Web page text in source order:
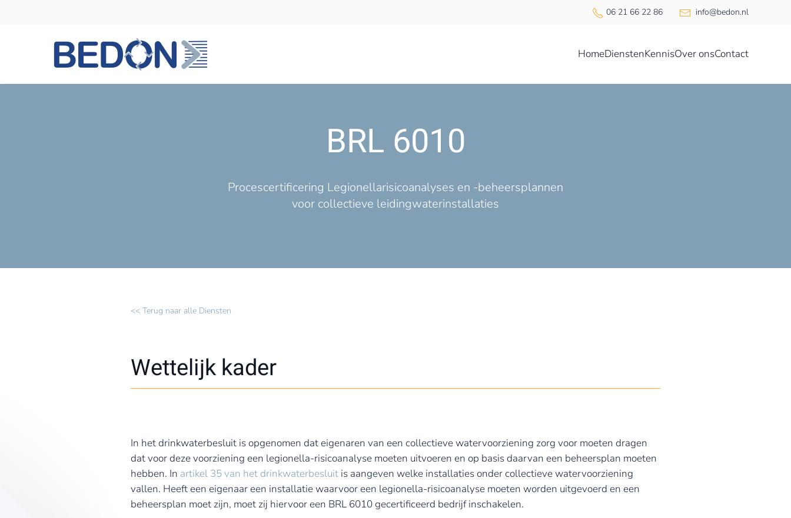
06 21 66 22 86 info@bedon.nl
HomeDienstenKennisOver onsContact
BRL 6010
Procescertificering Legionellarisicoanalyses en -beheersplannen
voor collectieve leidingwaterinstallaties
<< Terug naar alle Diensten
Wettelijk kader
In het drinkwaterbesluit is opgenomen dat eigenaren van een collectieve watervoorziening zorg voor moeten dragen
dat voor deze voorziening een legionella-risicoanalyse moeten uitvoeren en op basis daarvan een beheersplan moeten
hebben. In artikel 35 van het drinkwaterbesluit is aangeven welke installaties onder collectieve watervoorziening
vallen. Heeft een eigenaar een installatie waarvoor een legionella-risicoanalyse moeten worden uitgevoerd en een
beheersplan moet zijn, moet zij hiervoor een BRL 6010 gecertificeerd bedrijf inschakelen.